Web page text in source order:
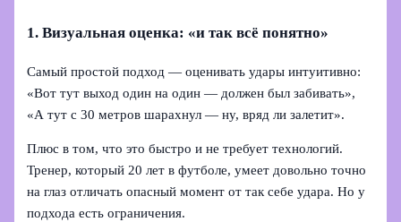
1. Визуальная оценка: «и так всё понятно»
Самый простой подход — оценивать удары интуитивно:
«Вот тут выход один на один — должен был забивать»,
«А тут с 30 метров шарахнул — ну, вряд ли залетит».
Плюс в том, что это быстро и не требует технологий.
Тренер, который 20 лет в футболе, умеет довольно точно
на глаз отличать опасный момент от так себе удара. Но у
подхода есть ограничения.